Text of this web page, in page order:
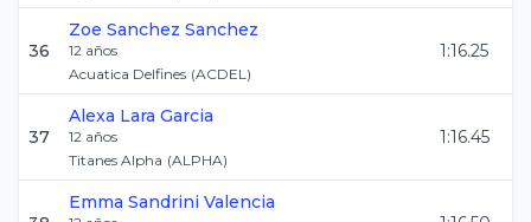
36
Zoe Sanchez Sanchez
12 años
Acuatica Delfines (ACDEL)
1:16.25
37
Alexa Lara Garcia
12 años
Titanes Alpha (ALPHA)
1:16.45
Emma Sandrini Valencia